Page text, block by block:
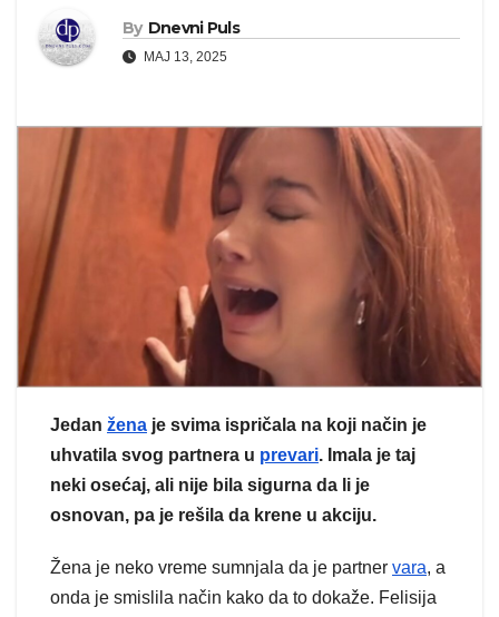
By Dnevni Puls
MAJ 13, 2025
Jedan žena je svima ispričala na koji način je
uhvatila svog partnera u prevari. Imala je taj
neki osećaj, ali nije bila sigurna da li je
osnovan, pa je rešila da krene u akciju.
Žena je neko vreme sumnjala da je partner vara, a
onda je smislila način kako da to dokaže. Felisija